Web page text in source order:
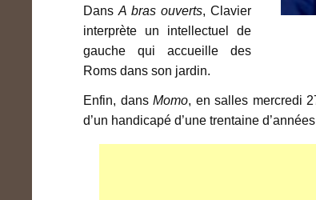
DansA bras ouverts, Clavier
interprète un intellectuel de
gauche qui accueille des
Roms dans son jardin.
Enfin, dansMomo, en salles mercredi
d’un handicapé d’une trentaine